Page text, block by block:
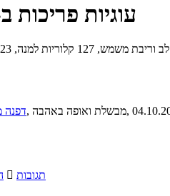
עוגיות פריכות ב- 4
דפנה , מבשלת ואופה באהבה,
 תגובות